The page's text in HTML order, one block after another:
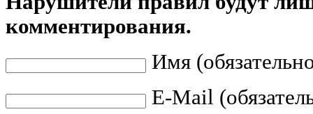
комментирования.
Имя
E-Mail